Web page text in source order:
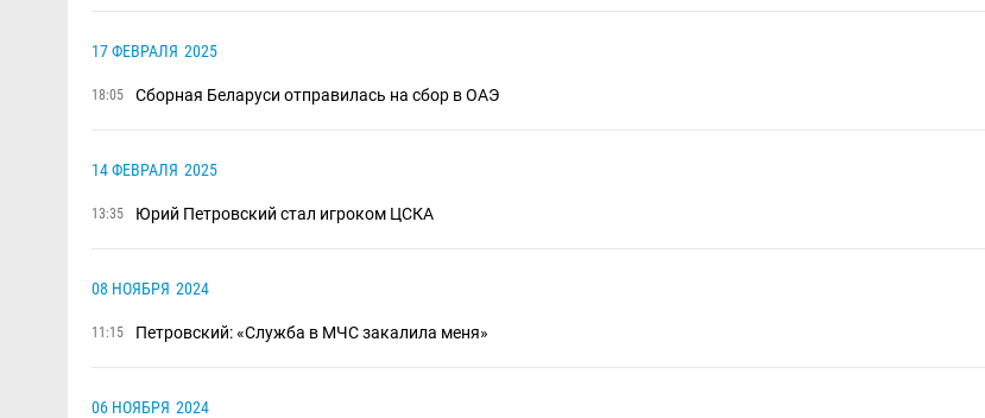
17 ФЕВРАЛЯ 2025
18:05 Сборная Беларуси ​отправилась на сбор в ОАЭ
14 ФЕВРАЛЯ 2025
13:35 Юрий Петровский стал игроком ЦСКА
08 НОЯБРЯ 2024
11:15 Петровский: «Служба в МЧС закалила меня»
06 НОЯБРЯ 2024